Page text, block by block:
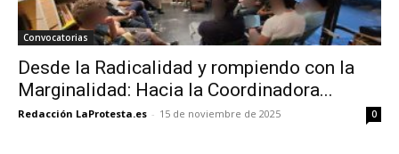
Convocatorias
Desde la Radicalidad y rompiendo con la
Marginalidad: Hacia la Coordinadora...
Redacción LaProtesta.es - 15 de noviembre de 2025 0